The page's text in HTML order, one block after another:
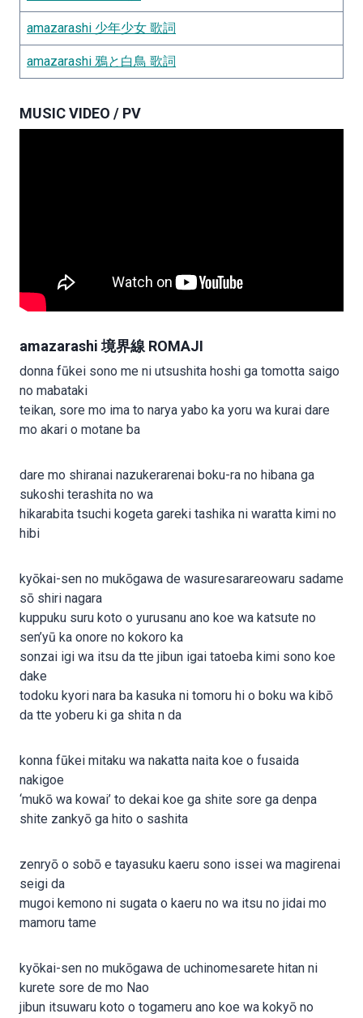
amazarashi 少年少女 歌詞
amazarashi 鴉と白鳥 歌詞
MUSIC VIDEO / PV
amazarashi 境界線 ROMAJI
donna fūkei sono me ni utsushita hoshi ga tomotta saigo
no mabataki
teikan, sore mo ima to narya yabo ka yoru wa kurai dare
mo akari o motane ba
dare mo shiranai nazukerarenai boku-ra no hibana ga
sukoshi terashita no wa
hikarabita tsuchi kogeta gareki tashika ni waratta kimi no
hibi
kyōkai-sen no mukōgawa de wasuresarareowaru sadame
sō shiri nagara
kuppuku suru koto o yurusanu ano koe wa katsute no
sen’yū ka onore no kokoro ka
sonzai igi wa itsu da tte jibun igai tatoeba kimi sono koe
dake
todoku kyori nara ba kasuka ni tomoru hi o boku wa kibō
da tte yoberu ki ga shita n da
konna fūkei mitaku wa nakatta naita koe o fusaida
nakigoe
‘mukō wa kowai’ to dekai koe ga shite sore ga denpa
shite zankyō ga hito o sashita
zenryō o sobō e tayasuku kaeru sono issei wa magirenai
seigi da
mugoi kemono ni sugata o kaeru no wa itsu no jidai mo
mamoru tame
kyōkai-sen no mukōgawa de uchinomesarete hitan ni
kurete sore de mo Nao
jibun itsuwaru koto o togameru ano koe wa kokyō no